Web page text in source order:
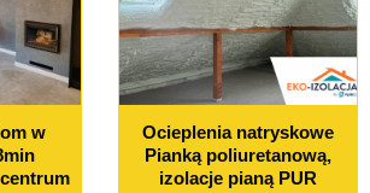
w
Ocieplenia natryskowe
Pianką poliuretanową,
izolacje pianą PUR